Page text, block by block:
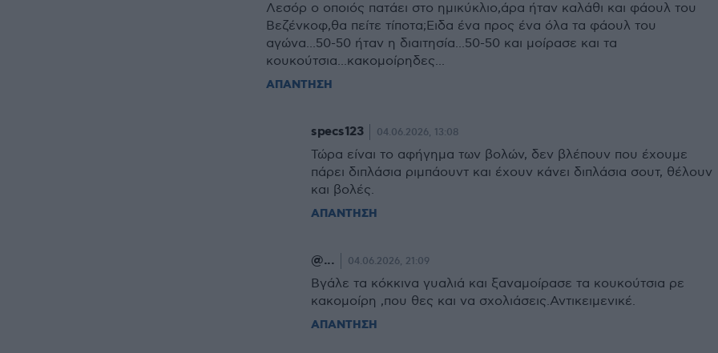
Λεσόρ ο οποιός πατάει στο ημικύκλιο,άρα ήταν καλάθι και φάουλ του
Βεζένκοφ,θα πείτε τίποτα;Eιδα ένα προς ένα όλα τα φάουλ του
αγώνα...50-50 ήταν η διαιτησία...50-50 και μοίρασε και τα
κουκούτσια...κακομοίρηδες...
ΑΠΑΝΤΗΣΗ
specs123 04.06.2026, 13:08
Τώρα είναι το αφήγημα των βολών, δεν βλέπουν που έχουμε
πάρει διπλάσια ριμπάουντ και έχουν κάνει διπλάσια σουτ, θέλουν
και βολές.
ΑΠΑΝΤΗΣΗ
@... 04.06.2026, 21:09
Βγάλε τα κόκκινα γυαλιά και ξαναμοίρασε τα κουκούτσια ρε
κακομοίρη ,που θες και να σχολιάσεις.Αντικειμενικέ.
ΑΠΑΝΤΗΣΗ